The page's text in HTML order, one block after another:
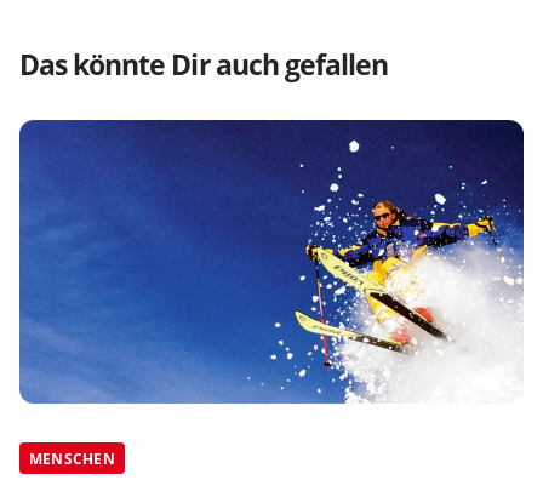
Das könnte Dir auch gefallen
MENSCHEN